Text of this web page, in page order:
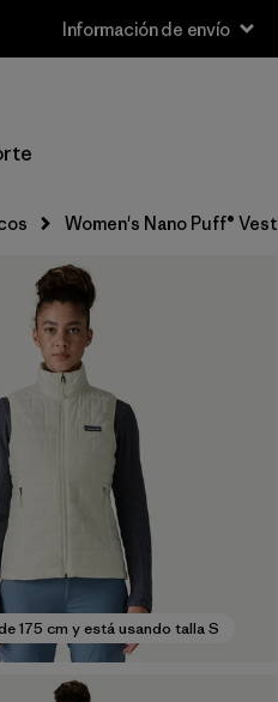
Información de envío
Women's Nano Puff® Vest
175 cm y está usando talla S